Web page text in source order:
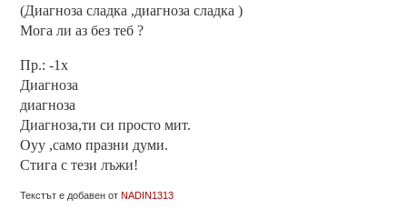
(Диагноза сладка ,диагноза сладка )
Мога ли аз без теб ?
Пр.: -1х
Диагноза
диагноза
Диагноза,ти си просто мит.
Оуу ,само празни думи.
Стига с тези лъжи!
Текстът е добавен от NADIN1313